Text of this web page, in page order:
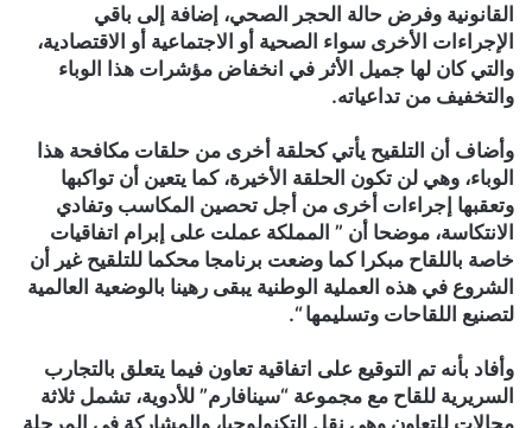
القانونية وفرض حالة الحجر الصحي، إضافة إلى باقي
الإجراءات الأخرى سواء الصحية أو الاجتماعية أو الاقتصادية،
والتي كان لها جميل الأثر في انخفاض مؤشرات هذا الوباء
والتخفيف من تداعياته.
وأضاف أن التلقيح يأتي كحلقة أخرى من حلقات مكافحة هذا
الوباء، وهي لن تكون الحلقة الأخيرة، كما يتعين أن تواكبها
وتعقبها إجراءات أخرى من أجل تحصين المكاسب وتفادي
الانتكاسة، موضحا أن ” المملكة عملت على إبرام اتفاقيات
خاصة باللقاح مبكرا كما وضعت برنامجا محكما للتلقيح غير أن
الشروع في هذه العملية الوطنية يبقى رهينا بالوضعية العالمية
لتصنيع اللقاحات وتسليمها “.
وأفاد بأنه تم التوقيع على اتفاقية تعاون فيما يتعلق بالتجارب
السريرية للقاح مع مجموعة “سينافارم” للأدوية، تشمل ثلاثة
مجالات للتعاون وهي نقل التكنولوجيا، والمشاركة في المرحلة